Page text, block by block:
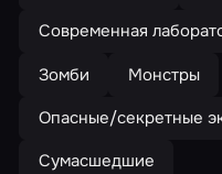
Современная
Зомби
Монстры
Опасные/секретные
Сумасшедшие